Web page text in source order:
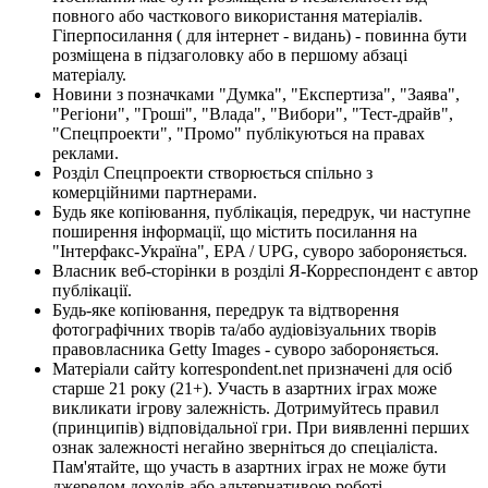
повного або часткового використання матеріалів.
Гіперпосилання ( для інтернет - видань) - повинна бути
розміщена в підзаголовку або в першому абзаці
матеріалу.
Новини з позначками "Думка", "Експертиза", "Заява",
"Регіони", "Гроші", "Влада", "Вибори", "Тест-драйв",
"Спецпроекти", "Промо" публікуються на правах
реклами.
Розділ Спецпроекти створюється спільно з
комерційними партнерами.
Будь яке копіювання, публікація, передрук, чи наступне
поширення інформації, що містить посилання на
"Інтерфакс-Україна", EPA / UPG, суворо забороняється.
Власник веб-сторінки в розділі Я-Корреспондент є автор
публікації.
Будь-яке копіювання, передрук та відтворення
фотографічних творів та/або аудіовізуальних творів
правовласника Getty Images - суворо забороняється.
Матеріали сайту korrespondent.net призначені для осіб
старше 21 року (21+). Участь в азартних іграх може
викликати ігрову залежність. Дотримуйтесь правил
(принципів) відповідальної гри. При виявленні перших
ознак залежності негайно зверніться до спеціаліста.
Пам'ятайте, що участь в азартних іграх не може бути